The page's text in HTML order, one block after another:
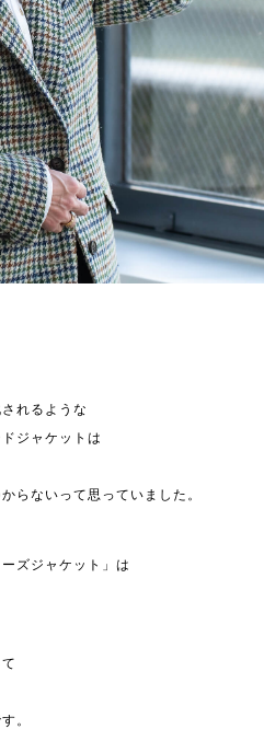
れるような
ジャケットは
らないって思っていました。
ズジャケット」は
。